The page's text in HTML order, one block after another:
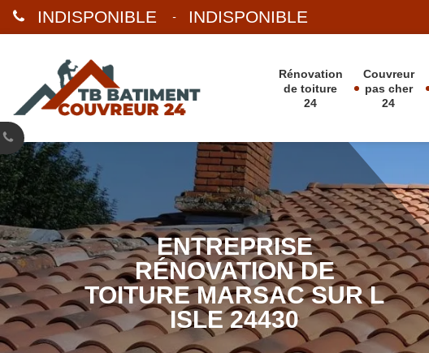
INDISPONIBLE - INDISPONIBLE
Rénovation
de toiture
24
Couvreur
pas cher
24
ENTREPRISE
RÉNOVATION DE
TOITURE MARSAC SUR L
ISLE 24430